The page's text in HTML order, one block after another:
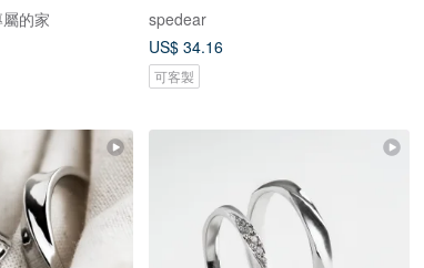
的家
spedear
US$ 34.16
可客製